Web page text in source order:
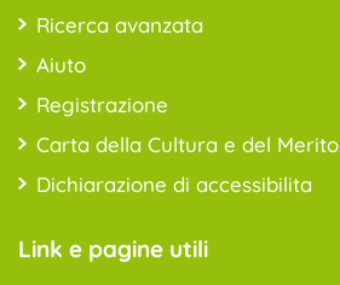
Ricerca avanzata
Aiuto
Registrazione
Carta della Cultura e del Merito
Dichiarazione di accessibilita
Link e pagine utili